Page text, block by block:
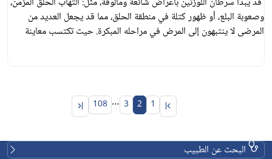
وصعوبة البلع، أو ظهور كتلة في منطقة الحلق، مما قد يجعل العديد من
المرضى لا ينتبهون إلى المرض في مراحله المبكرة. حيث تكتسب معاينة
1
2
3
…
108
البحث عن الطبيب